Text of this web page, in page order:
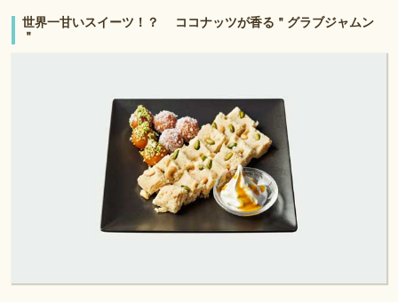
世界一甘いスイーツ！？ ココナッツが香る＂グラブジャムン
＂